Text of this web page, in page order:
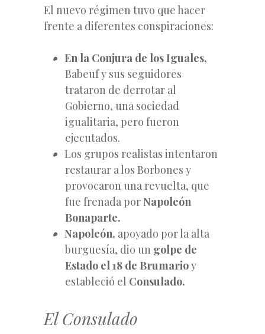
El nuevo régimen tuvo que hacer
frente a diferentes conspiraciones:
En la Conjura de los Iguales,
Babeuf y sus seguidores
trataron de derrotar al
Gobierno, una sociedad
igualitaria, pero fueron
ejecutados.
Los grupos realistas intentaron
restaurar a los Borbones y
provocaron una revuelta, que
fue frenada por Napoleón
Bonaparte.
Napoleón, apoyado por la alta
burguesía, dio un golpe de
Estado el 18 de Brumarioy
estableció el Consulado.
El Consulado